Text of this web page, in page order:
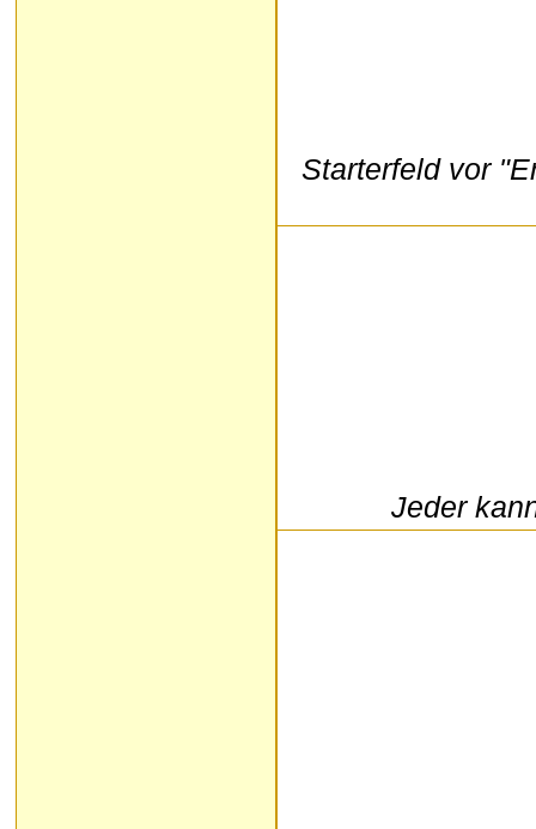
Starterfeld vor
Jeder